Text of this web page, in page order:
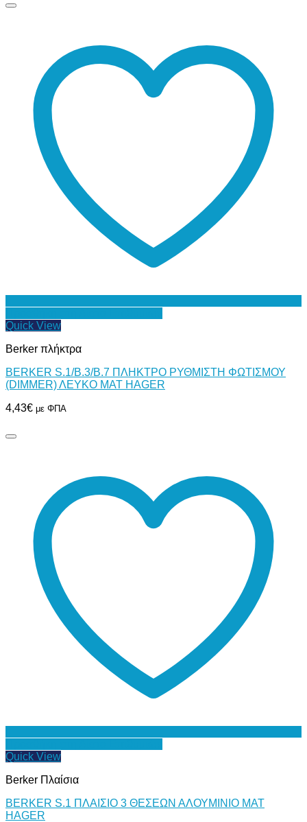
Quick View
Berker πλήκτρα
BERKER S.1/B.3/B.7 ΠΛΗΚΤΡΟ ΡΥΘΜΙΣΤΗ ΦΩΤΙΣΜΟΥ
(DIMMER) ΛΕΥΚΟ ΜΑΤ HAGER
4,43€ με ΦΠΑ
Quick View
Berker Πλαίσια
BERKER S.1 ΠΛΑΙΣΙΟ 3 ΘΕΣΕΩΝ ΑΛΟΥΜΙΝΙΟ MAT
HAGER